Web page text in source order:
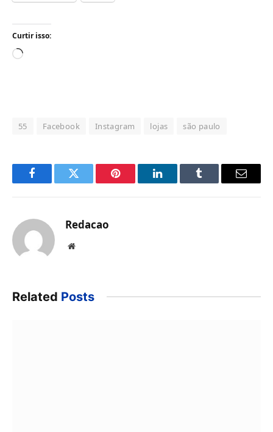
Curtir isso:
Carregando...
55 Facebook Instagram lojas são paulo
FacebookTwitter Pinterest LinkedInTumblr Email
Redacao
Website
Related Posts